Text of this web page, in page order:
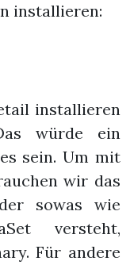
installieren:
installieren
würde ein
sein. Um mit
wir das
sowas wie
versteht,
Für andere